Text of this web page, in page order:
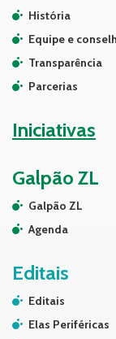
História
Equipe e
Transparência
Parcerias
Iniciativas
Galpão ZL
Galpão ZL
Agenda
Editais
Editais
Elas Periféricas